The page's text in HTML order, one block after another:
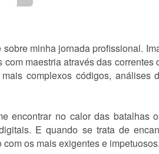
sobre minha jornada profissional.
com maestria através das
complexos códigos, análises
encontrar no calor das batalhas
E quando se trata de
com os mais exigentes e impetuosos.